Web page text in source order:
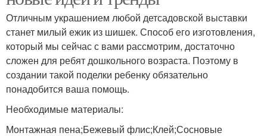
Отличным украшением любой детсадовской выставки
станет милый ежик из шишек. Способ его изготовления,
который мы сейчас с вами рассмотрим, достаточно
сложен для ребят дошкольного возраста. Поэтому в
создании такой поделки ребенку обязательно
понадобится ваша помощь.
Необходимые материалы:
Монтажная пена;Бежевый флис;Клей;Сосновые